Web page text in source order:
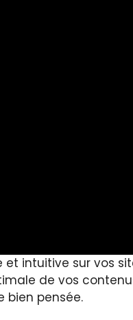
intuitive sur vos
de vos
bien pensée.